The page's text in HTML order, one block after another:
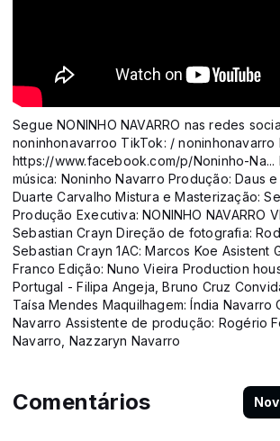
Segue NONINHO NAVARRO nas redes
noninhonavarroo TikTok: / noninhonavarro
https://www.facebook.com/p/Noninho-Na...
música: Noninho Navarro Produção: Daus e
Duarte Carvalho Mistura e Masterização:
Produção Executiva: NONINHO NAVARRO
Sebastian Crayn Direção de fotografia:
Sebastian Crayn 1AC: Marcos Koe Asistent
Franco Edição: Nuno Vieira Production
Portugal - Filipa Angeja, Bruno Cruz
Taísa Mendes Maquilhagem: Índia Navarro
Navarro Assistente de produção: Rogério
Navarro, Nazzaryn Navarro
Comentários